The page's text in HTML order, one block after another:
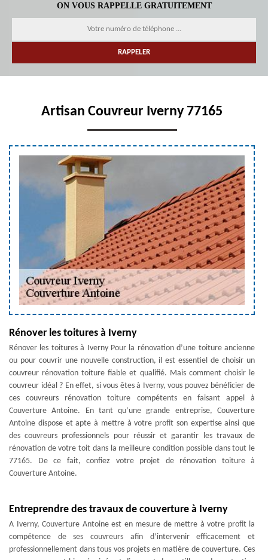
ON VOUS RAPPELLE GRATUITEMENT
Artisan Couvreur Iverny 77165
Rénover les toitures à Iverny
Rénover les toitures à Iverny Pour la rénovation d’une toiture ancienne
ou pour couvrir une nouvelle construction, il est essentiel de choisir un
couvreur rénovation toiture fiable et qualifié. Mais comment choisir le
couvreur idéal ? En effet, si vous êtes à Iverny, vous pouvez bénéficier de
ces couvreurs rénovation toiture compétents en faisant appel à
Couverture Antoine. En tant qu’une grande entreprise, Couverture
Antoine dispose et apte à mettre à votre profit son expertise ainsi que
des couvreurs professionnels pour réussir et garantir les travaux de
rénovation de votre toit dans la meilleure condition possible dans tout le
77165. De ce fait, confiez votre projet de rénovation toiture à
Couverture Antoine.
Entreprendre des travaux de couverture à Iverny
A Iverny, Couverture Antoine est en mesure de mettre à votre profit la
compétence de ses couvreurs afin d’intervenir efficacement et
professionnellement dans tous vos projets en matière de couverture. Ces